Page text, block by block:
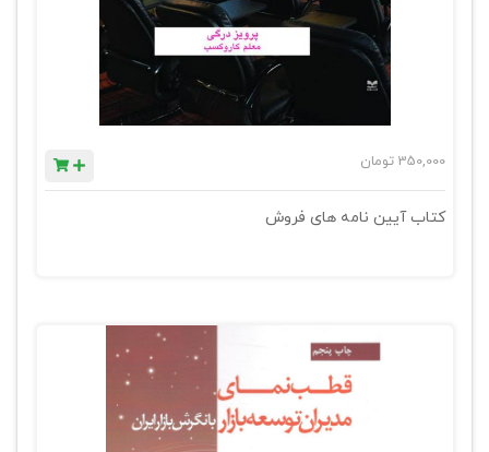
350,000 تومان
کتاب آیین نامه های فروش